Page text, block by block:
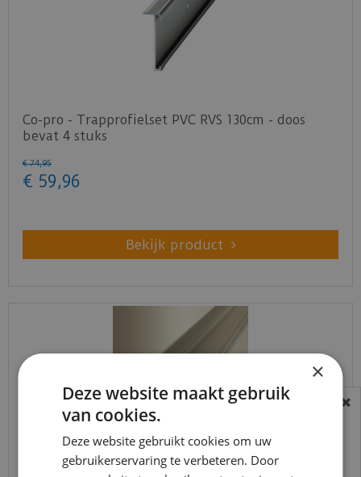
Co-pro - Trapprofielset PVC RVS 130cm - doos
bevat 4 stuks
€ 74,95
€ 59,96
Bekijk product
BEREIKBAARHEID
In verband met de vakantie periode zijn wij
t/m 14 augustus telefonisch helaas niet
×
Deze website maakt gebruik
van cookies.
Deze website gebruikt cookies om uw
gebruikerservaring te verbeteren. Door